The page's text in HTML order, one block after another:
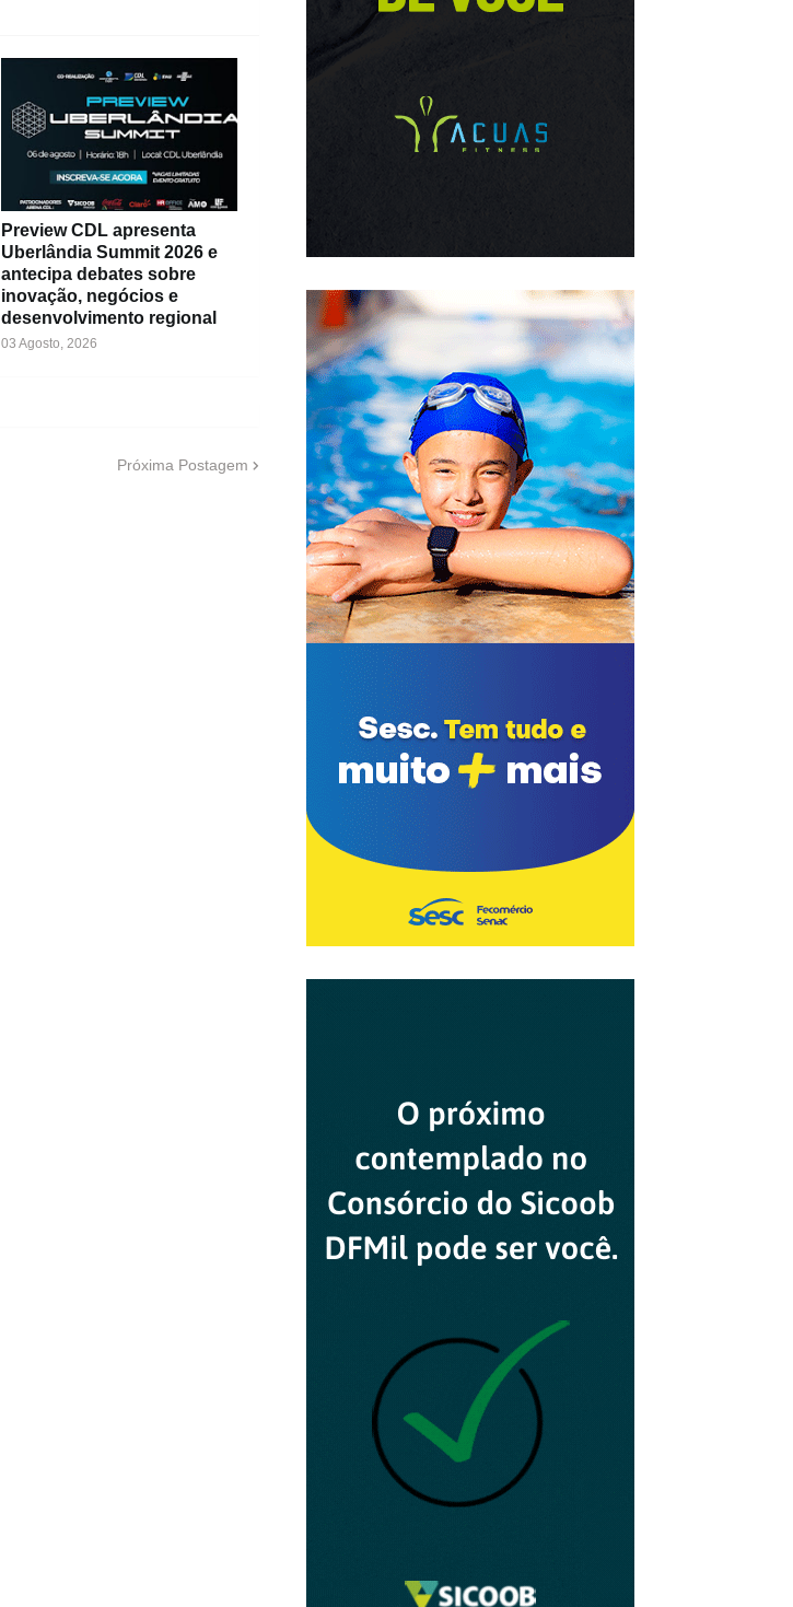
Preview CDL apresenta
Uberlândia Summit 2026 e
antecipa debates sobre
inovação, negócios e
desenvolvimento regional
03 Agosto, 2026
Próxima Postagem